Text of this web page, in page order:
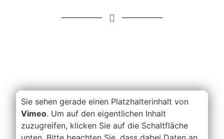
Sie sehen gerade einen Platzhalterinhalt von
Vimeo. Um auf den eigentlichen Inhalt
zuzugreifen, klicken Sie auf die Schaltfläche